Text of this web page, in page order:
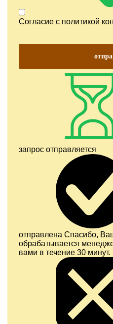
Согласие с политикой
запрос отправляется
отправлена Спасибо,
обрабатывается
вами в течение 30 минут.